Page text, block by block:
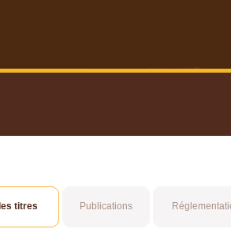
titres Publications